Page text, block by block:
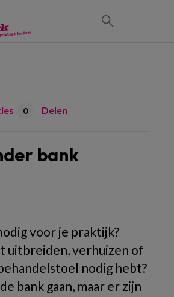
0 Delen
bank
voor je praktijk?
uitbreiden, verhuizen of
nodig hebt?
bank gaan, maar er zijn